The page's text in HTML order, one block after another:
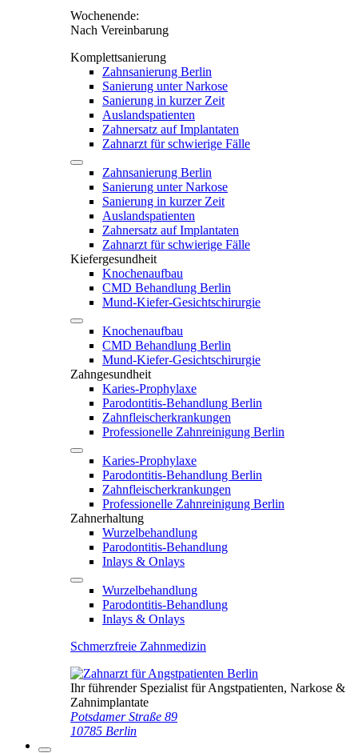
Wochenende:
Nach Vereinbarung
Komplettsanierung
Zahnsanierung Berlin
Sanierung unter Narkose
Sanierung in kurzer Zeit
Auslandspatienten
Zahnersatz auf Implantaten
Zahnarzt für schwierige Fälle
Zahnsanierung Berlin
Sanierung unter Narkose
Sanierung in kurzer Zeit
Auslandspatienten
Zahnersatz auf Implantaten
Zahnarzt für schwierige Fälle
Kiefergesundheit
Knochenaufbau
CMD Behandlung Berlin
Mund-Kiefer-Gesichtschirurgie
Knochenaufbau
CMD Behandlung Berlin
Mund-Kiefer-Gesichtschirurgie
Zahngesundheit
Karies-Prophylaxe
Parodontitis-Behandlung Berlin
Zahnfleischerkrankungen
Professionelle Zahnreinigung Berlin
Karies-Prophylaxe
Parodontitis-Behandlung Berlin
Zahnfleischerkrankungen
Professionelle Zahnreinigung Berlin
Zahnerhaltung
Wurzelbehandlung
Parodontitis-Behandlung
Inlays & Onlays
Wurzelbehandlung
Parodontitis-Behandlung
Inlays & Onlays
Schmerzfreie Zahnmedizin
Ihr führender Spezialist für Angstpatienten, Narkose &
Zahnimplantate
Potsdamer Straße 89
10785 Berlin